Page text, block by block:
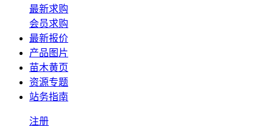
最新求购
会员求购
最新报价
产品图片
苗木黄页
资源专题
站务指南
注册